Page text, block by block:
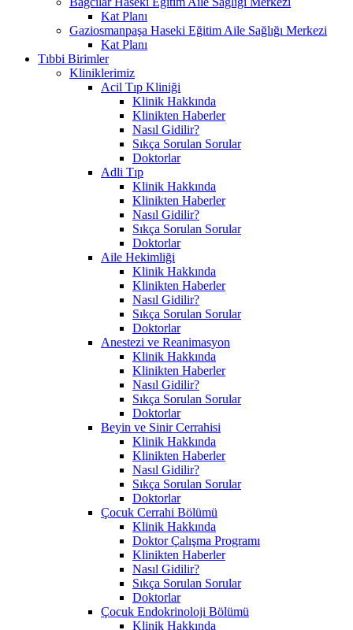
Kat Planı
Gaziosmanpaşa Haseki Eğitim Aile Sağlığı Merkezi
Kat Planı
Tıbbi Birimler
Kliniklerimiz
Acil Tıp Kliniği
Klinik Hakkında
Klinikten Haberler
Nasıl Gidilir?
Sıkça Sorulan Sorular
Doktorlar
Adli Tıp
Klinik Hakkında
Klinikten Haberler
Nasıl Gidilir?
Sıkça Sorulan Sorular
Doktorlar
Aile Hekimliği
Klinik Hakkında
Klinikten Haberler
Nasıl Gidilir?
Sıkça Sorulan Sorular
Doktorlar
Anestezi ve Reanimasyon
Klinik Hakkında
Klinikten Haberler
Nasıl Gidilir?
Sıkça Sorulan Sorular
Doktorlar
Beyin ve Sinir Cerrahisi
Klinik Hakkında
Klinikten Haberler
Nasıl Gidilir?
Sıkça Sorulan Sorular
Doktorlar
Çocuk Cerrahi Bölümü
Klinik Hakkında
Doktor Çalışma Programı
Klinikten Haberler
Nasıl Gidilir?
Sıkça Sorulan Sorular
Doktorlar
Çocuk Endokrinoloji Bölümü
Klinik Hakkında